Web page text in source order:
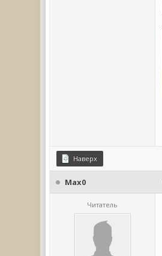
Наверх
Max0
Читатель